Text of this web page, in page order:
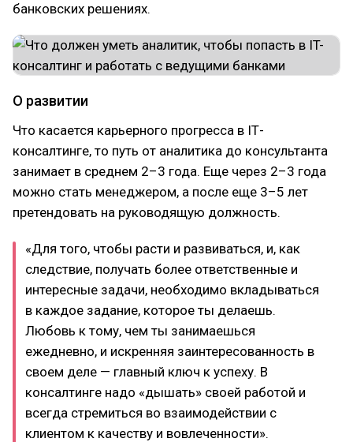
банковских решениях.
О развитии
Что касается карьерного прогресса в IТ-
консалтинге, то путь от аналитика до консультанта
занимает в среднем 2–3 года. Еще через 2–3 года
можно стать менеджером, а после еще 3–5 лет
претендовать на руководящую должность.
«Для того, чтобы расти и развиваться, и, как
следствие, получать более ответственные и
интересные задачи, необходимо вкладываться
в каждое задание, которое ты делаешь.
Любовь к тому, чем ты занимаешься
ежедневно, и искренняя заинтересованность в
своем деле — главный ключ к успеху. В
консалтинге надо «дышать» своей работой и
всегда стремиться во взаимодействии с
клиентом к качеству и вовлеченности».